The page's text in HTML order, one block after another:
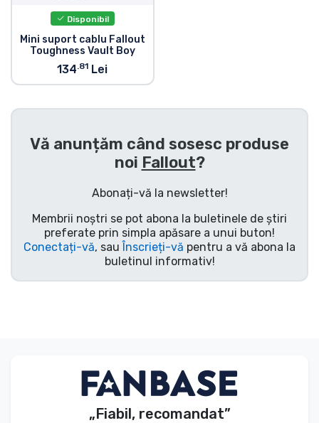
Disponibil
Mini suport cablu Fallout
Toughness Vault Boy
134.81 Lei
Vă anunțăm când sosesc produse
noi Fallout?
Abonați-vă la newsletter!
Membrii noștri se pot abona la buletinele de știri
preferate prin simpla apăsare a unui buton!
Conectați-vă, sau Înscrieți-vă pentru a vă abona la
buletinul informativ!
„Fiabil, recomandat”